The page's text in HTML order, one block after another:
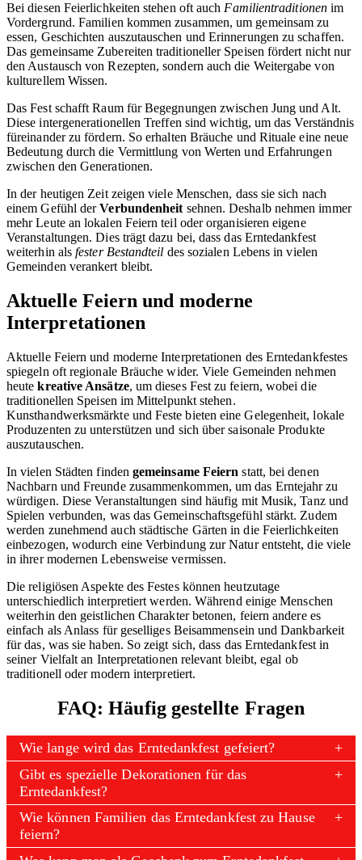
Bei diesen Feierlichkeiten stehen oft auch Familientraditionenim
Vordergrund. Familien kommen zusammen, um gemeinsam zu
essen, Geschichten auszutauschen und Erinnerungen zu schaffen.
Das gemeinsame Zubereiten traditioneller Speisen fördert nicht nur
den Austausch von Rezepten, sondern auch die Weitergabe von
kulturellem Wissen.
Das Fest schafft Raum für Begegnungen zwischen Jung und Alt.
Diese intergenerationellen Treffen sind wichtig, um das Verständnis
füreinander zu fördern. So erhalten Bräuche und Rituale eine neue
Bedeutung durch die Vermittlung von Werten und Erfahrungen
zwischen den Generationen.
In der heutigen Zeit zeigen viele Menschen, dass sie sich nach
einem Gefühl derVerbundenheit sehnen. Deshalb nehmen immer
mehr Leute an lokalen Feiern teil oder organisieren eigene
Veranstaltungen. Dies trägt dazu bei, dass das Erntedankfest
weiterhin alsfester Bestandteil des sozialen Lebens in vielen
Gemeinden verankert bleibt.
Aktuelle Feiern und moderne
Interpretationen
Aktuelle Feiern und moderne Interpretationen des Erntedankfestes
spiegeln oft regionale Bräuche wider. Viele Gemeinden nehmen
heutekreative Ansätze, um dieses Fest zu feiern, wobei die
traditionellen Speisen im Mittelpunkt stehen.
Kunsthandwerksmärkte und Feste bieten eine Gelegenheit, lokale
Produzenten zu unterstützen und sich über saisonale Produkte
auszutauschen.
In vielen Städten finden gemeinsame Feiern statt, bei denen
Nachbarn und Freunde zusammenkommen, um das Erntejahr zu
würdigen. Diese Veranstaltungen sind häufig mit Musik, Tanz und
Spielen verbunden, was das Gemeinschaftsgefühl stärkt. Zudem
werden zunehmend auch städtische Gärten in die Feierlichkeiten
einbezogen, wodurch eine Verbindung zur Natur entsteht, die viele
in ihrer modernen Lebensweise vermissen.
Die religiösen Aspekte des Festes können heutzutage
unterschiedlich interpretiert werden. Während einige Menschen
weiterhin den geistlichen Charakter betonen, feiern andere es
einfach als Anlass für geselliges Beisammensein und Dankbarkeit
für das, was sie haben. So zeigt sich, dass das Erntedankfest in
seiner Vielfalt an Interpretationen relevant bleibt, egal ob
traditionell oder modern interpretiert.
FAQ: Häufig gestellte Fragen
Wie lange wird das Erntedankfest gefeiert?
Gibt es spezielle Dekorationen für das
Erntedankfest?
Wie können Familien das Erntedankfest zu Hause
feiern?